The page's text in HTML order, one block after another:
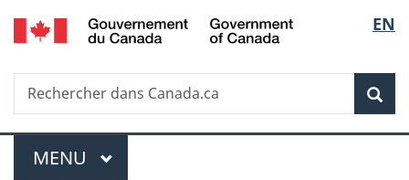
Passer
au
principal
Passer
à
Au
du
Passer
à
version
simplifiée
de
la
EN
Recherche
Rechercher
dans
Menu
MENU PRINCIPAL